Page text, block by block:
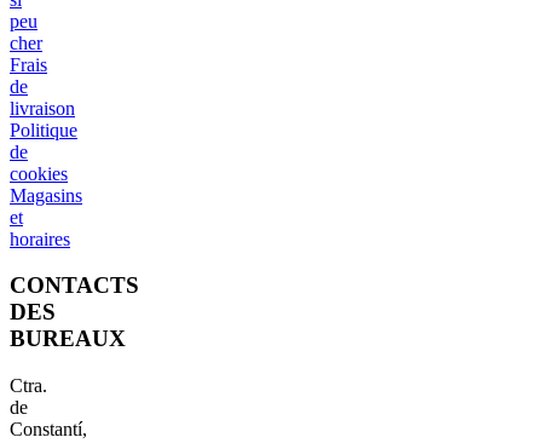
peu
cher
Frais
de
livraison
Politique
de
cookies
Magasins
et
horaires
CONTACTS
DES
BUREAUX
Ctra.
de
Constantí,